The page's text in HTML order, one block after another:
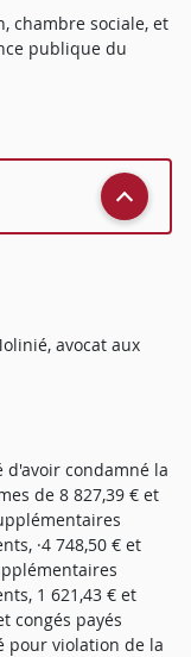
chambre sociale, et
publique du
avocat aux
condamné la
de 8 827,39 € et
·4 748,50 € et
1 621,43 € et
congés payés
pour violation de la